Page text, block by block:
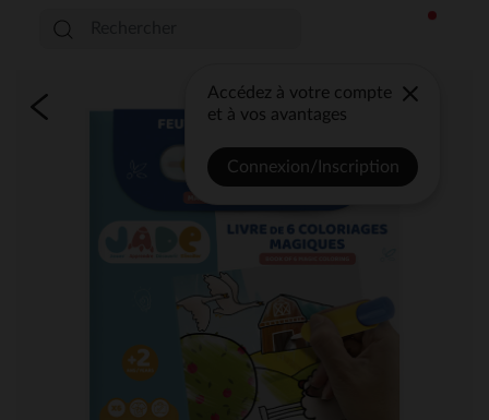
Accédez à votre compte
et à vos avantages
Connexion/Inscription